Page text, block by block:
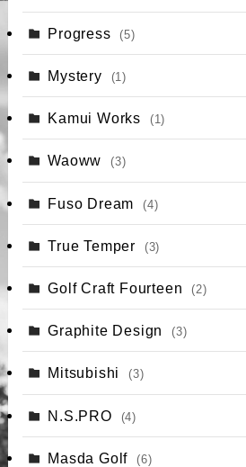
Progress (5)
Mystery (1)
Kamui Works (1)
Waoww (3)
Fuso Dream (4)
True Temper (3)
Golf Craft Fourteen (2)
Graphite Design (3)
Mitsubishi (3)
N.S.PRO (4)
Masda Golf (6)